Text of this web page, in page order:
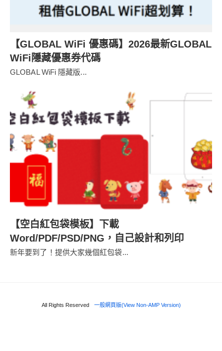
【GLOBAL WiFi 優惠碼】2026最新GLOBAL
WiFi隱藏優惠券代碼
GLOBAL WiFi 隱藏版...
【空白紅包袋模板】下載
Word/PDF/PSD/PNG，自己設計和列印
新年要到了！提供大家幾個紅包袋...
All Rights Reserved 一般網頁版(View Non-AMP Version)